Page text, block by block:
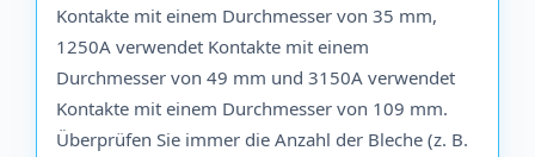
Kontakte mit einem Durchmesser von 35 mm,
1250A verwendet Kontakte mit einem
Durchmesser von 49 mm und 3150A verwendet
Kontakte mit einem Durchmesser von 109 mm.
Überprüfen Sie immer die Anzahl der Bleche (z. B.